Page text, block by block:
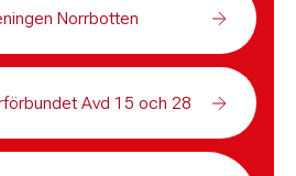
Norrbotten
Avd 15 och 28